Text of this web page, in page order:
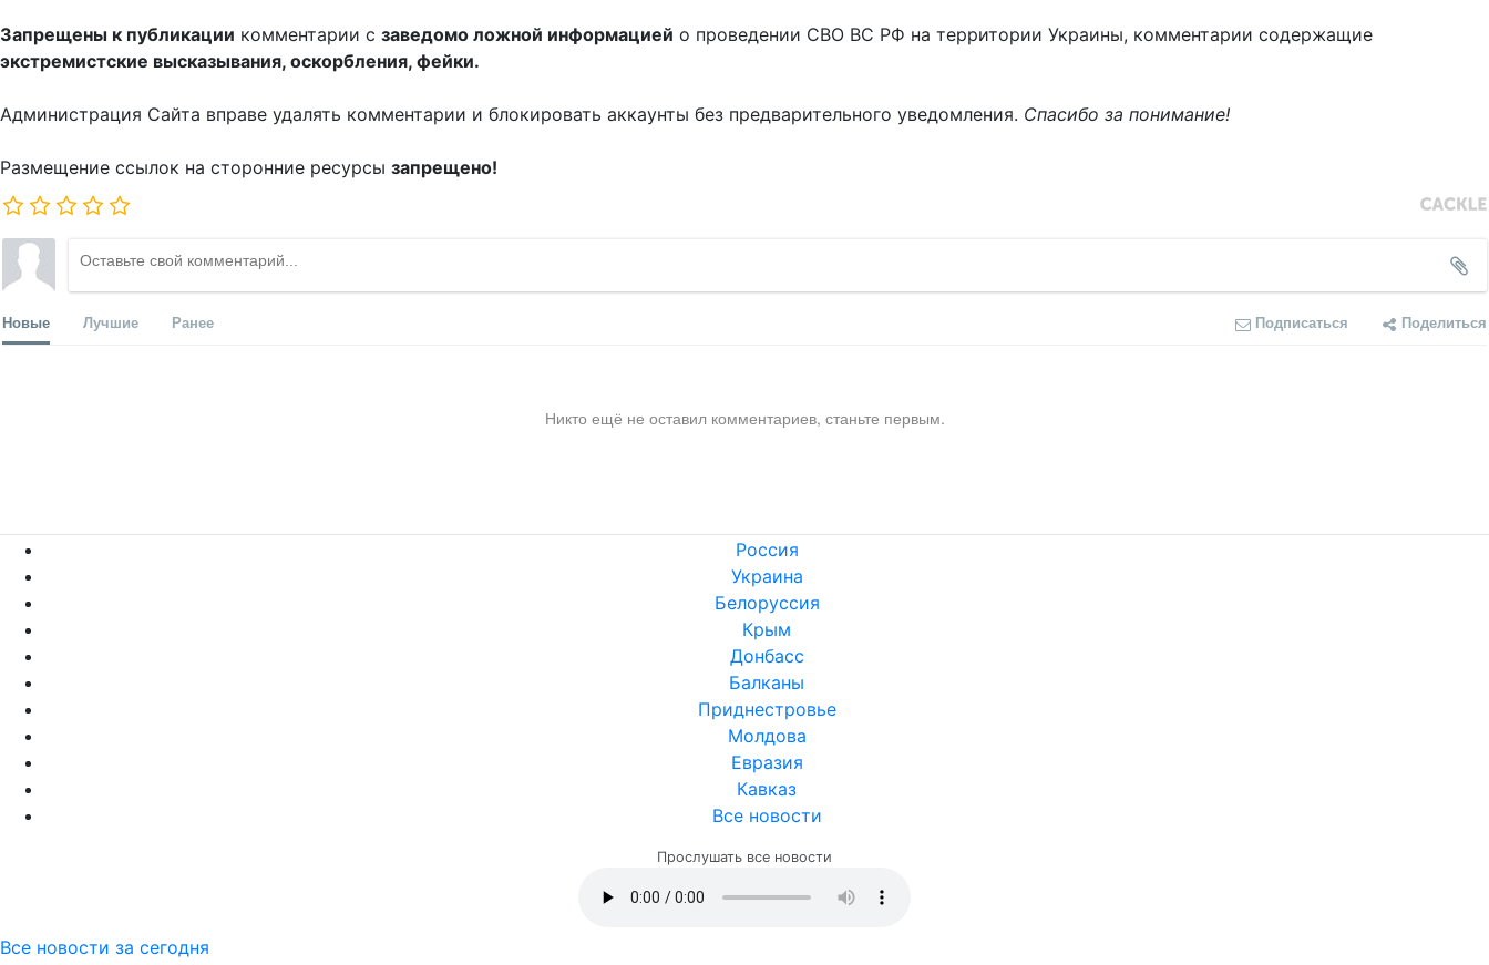
Запрещены к публикации комментарии с заведомо ложной информацией о проведении СВО ВС РФ на территории Украины, комментарии содержащие
экстремистские высказывания, оскорбления, фейки.
Администрация Сайта вправе удалять комментарии и блокировать аккаунты без предварительного уведомления. Спасибо за понимание!
Размещение ссылок на сторонние ресурсы запрещено!
Новые Лучшие Ранее Подписаться Поделиться
Никто ещё не оставил комментариев, станьте первым.
Россия
Украина
Белоруссия
Крым
Донбасс
Балканы
Приднестровье
Молдова
Евразия
Кавказ
Все новости
Прослушать все новости
Все новости за сегодня